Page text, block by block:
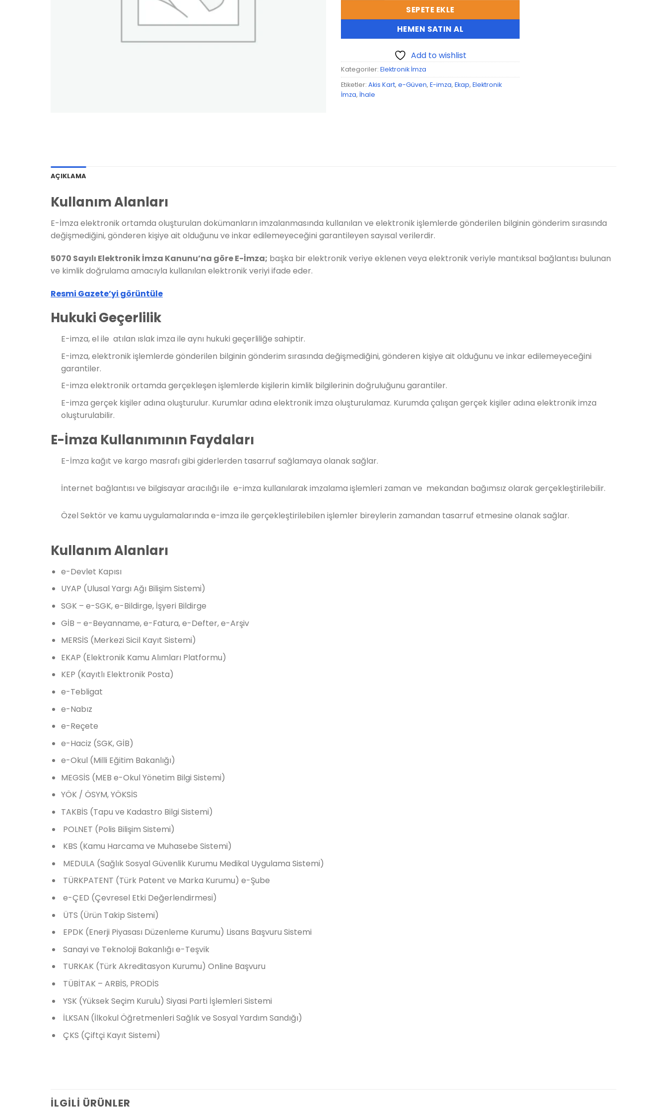
SEPETE EKLE
HEMEN SATIN AL
Add to wishlist
Kategoriler: Elektronik İmza
Etiketler: Akis Kart, e-Güven, E-imza, Ekap, Elektronik
İmza, İhale
AÇIKLAMA
Kullanım Alanları
E-İmza elektronik ortamda oluşturulan dokümanların imzalanmasında kullanılan ve elektronik işlemlerde gönderilen bilginin gönderim sırasında
değişmediğini, gönderen kişiye ait olduğunu ve inkar edilemeyeceğini garantileyen sayısal verilerdir.
5070 Sayılı Elektronik İmza Kanunu’na göre E-İmza; başka bir elektronik veriye eklenen veya elektronik veriyle mantıksal bağlantısı bulunan
ve kimlik doğrulama amacıyla kullanılan elektronik veriyi ifade eder.
Resmi Gazete’yi görüntüle
Hukuki Geçerlilik
E-imza, el ile atılan ıslak imza ile aynı hukuki geçerliliğe sahiptir.
E-imza, elektronik işlemlerde gönderilen bilginin gönderim sırasında değişmediğini, gönderen kişiye ait olduğunu ve inkar edilemeyeceğini
garantiler.
E-imza elektronik ortamda gerçekleşen işlemlerde kişilerin kimlik bilgilerinin doğruluğunu garantiler.
E-imza gerçek kişiler adına oluşturulur. Kurumlar adına elektronik imza oluşturulamaz. Kurumda çalışan gerçek kişiler adına elektronik imza
oluşturulabilir.
E-İmza Kullanımının Faydaları
E-İmza kağıt ve kargo masrafı gibi giderlerden tasarruf sağlamaya olanak sağlar.
İnternet bağlantısı ve bilgisayar aracılığı ile e-imza kullanılarak imzalama işlemleri zaman ve mekandan bağımsız olarak gerçekleştirilebilir.
Özel Sektör ve kamu uygulamalarında e-imza ile gerçekleştirilebilen işlemler bireylerin zamandan tasarruf etmesine olanak sağlar.
Kullanım Alanları
e-Devlet Kapısı
UYAP (Ulusal Yargı Ağı Bilişim Sistemi)
SGK – e-SGK, e-Bildirge, İşyeri Bildirge
GİB – e-Beyanname, e-Fatura, e-Defter, e-Arşiv
MERSİS (Merkezi Sicil Kayıt Sistemi)
EKAP (Elektronik Kamu Alımları Platformu)
KEP (Kayıtlı Elektronik Posta)
e-Tebligat
e-Nabız
e-Reçete
e-Haciz (SGK, GİB)
e-Okul (Milli Eğitim Bakanlığı)
MEGSİS (MEB e-Okul Yönetim Bilgi Sistemi)
YÖK / ÖSYM, YÖKSİS
TAKBİS (Tapu ve Kadastro Bilgi Sistemi)
POLNET (Polis Bilişim Sistemi)
KBS (Kamu Harcama ve Muhasebe Sistemi)
MEDULA (Sağlık Sosyal Güvenlik Kurumu Medikal Uygulama Sistemi)
TÜRKPATENT (Türk Patent ve Marka Kurumu) e-Şube
e-ÇED (Çevresel Etki Değerlendirmesi)
ÜTS (Ürün Takip Sistemi)
EPDK (Enerji Piyasası Düzenleme Kurumu) Lisans Başvuru Sistemi
Sanayi ve Teknoloji Bakanlığı e-Teşvik
TURKAK (Türk Akreditasyon Kurumu) Online Başvuru
TÜBİTAK – ARBİS, PRODİS
YSK (Yüksek Seçim Kurulu) Siyasi Parti İşlemleri Sistemi
İLKSAN (İlkokul Öğretmenleri Sağlık ve Sosyal Yardım Sandığı)
ÇKS (Çiftçi Kayıt Sistemi)
İLGILI ÜRÜNLER